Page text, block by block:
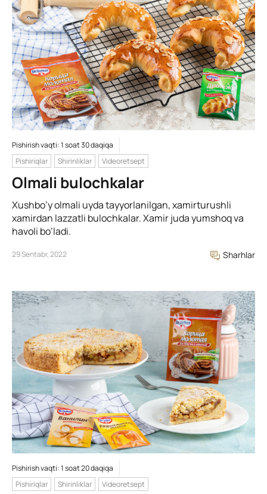
Pishirish vaqti: 1 soat 30 daqiqa
Pishiriqlar
Shirinliklar Videoretsept
Olmali bulochkalar
Xushbo’y olmali uyda tayyorlanilgan, xamirturushli
xamirdan lazzatli bulochkalar. Xamir juda yumshoq va
havoli bo’ladi.
29 Sentabr, 2022 Sharhlar
Pishirish vaqti: 1 soat 20 daqiqa
Pishiriqlar
Shirinliklar Videoretsept